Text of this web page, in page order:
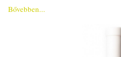
Bővebben...